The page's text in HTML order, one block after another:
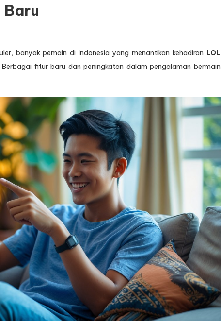
Baru
banyak pemain di Indonesia yang menantikan kehadiran LOL
Berbagai fitur baru dan peningkatan dalam pengalaman bermain